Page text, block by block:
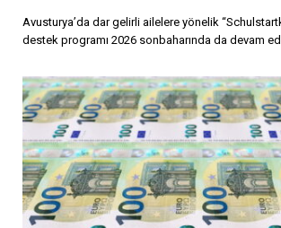
Avusturya’da dar gelirli ailelere yönelik
destek programı 2026 sonbaharında da devam